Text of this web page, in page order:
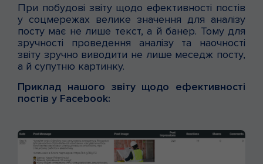
При побудові звіту щодо ефективності постів
у соцмережах велике значення для аналізу
посту має не лише текст, а й банер. Тому для
зручності проведення аналізу та наочності
звіту зручно виводити не лише меседж посту,
а й супутню картинку.
Приклад нашого звіту щодо ефективності
постів у Facebook: